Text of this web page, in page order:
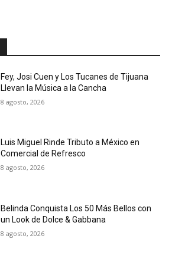
Fey, Josi Cuen y Los Tucanes de Tijuana
Llevan la Música a la Cancha
8 agosto, 2026
Luis Miguel Rinde Tributo a México en
Comercial de Refresco
8 agosto, 2026
Belinda Conquista Los 50 Más Bellos con
un Look de Dolce & Gabbana
8 agosto, 2026